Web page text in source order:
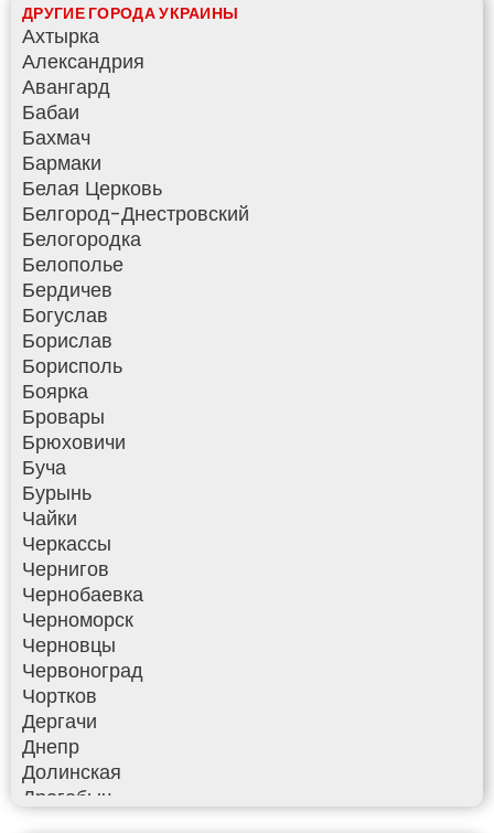
ДРУГИЕ ГОРОДА УКРАИНЫ
Ахтырка
Александрия
Авангард
Бабаи
Бахмач
Бармаки
Белая Церковь
Белгород-Днестровский
Белогородка
Белополье
Бердичев
Богуслав
Борислав
Борисполь
Боярка
Бровары
Брюховичи
Буча
Бурынь
Чайки
Черкассы
Чернигов
Чернобаевка
Черноморск
Черновцы
Червоноград
Чортков
Дергачи
Днепр
Долинская
Дрогобыч